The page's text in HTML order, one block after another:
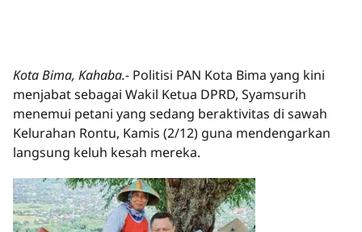
Kota Bima, Kahaba.- Politisi PAN Kota Bima yang kini
menjabat sebagai Wakil Ketua DPRD, Syamsurih
menemui petani yang sedang beraktivitas di sawah
Kelurahan Rontu, Kamis (2/12) guna mendengarkan
langsung keluh kesah mereka.